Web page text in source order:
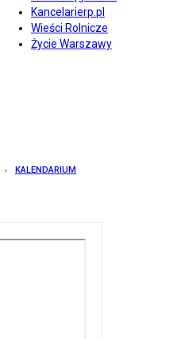
Kancelarierp.pl
Wieści Rolnicze
Życie Warszawy
KALENDARIUM